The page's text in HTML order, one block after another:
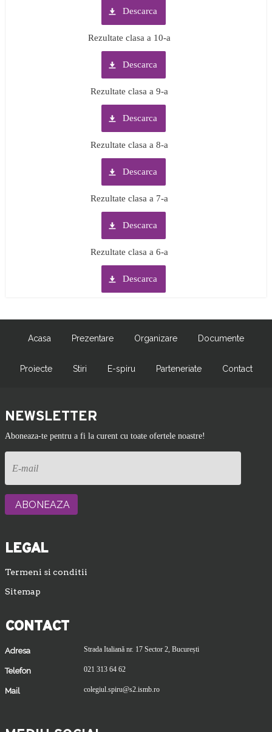
Descarca
Rezultate clasa a 10-a
Descarca
Rezultate clasa a 9-a
Descarca
Rezultate clasa a 8-a
Descarca
Rezultate clasa a 7-a
Descarca
Rezultate clasa a 6-a
Descarca
Acasa Prezentare Organizare Documente
Proiecte Stiri E-spiru Parteneriate Contact
NEWSLETTER
Aboneaza-te pentru a fi la curent cu toate ofertele noastre!
LEGAL
Termeni si conditii
Sitemap
CONTACT
Adresa Strada Italiană nr. 17 Sector 2, București
Telefon 021 313 64 62
Mail colegiul.spiru@s2.ismb.ro